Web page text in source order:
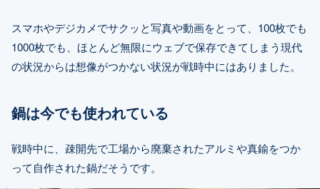
スマホやデジカメでサクッと写真や動画をとって、100枚でも
1000枚でも、ほとんど無限にウェブで保存できてしまう現代
の状況からは想像がつかない状況が戦時中にはありました。
鍋は今でも使われている
戦時中に、疎開先で工場から廃棄されたアルミや真鍮をつか
って自作された鍋だそうです。